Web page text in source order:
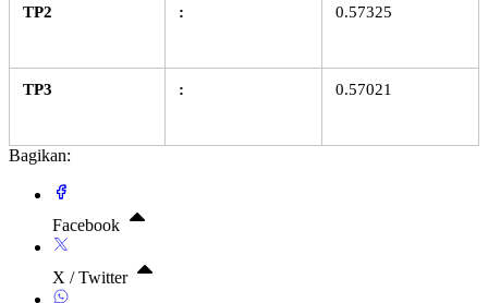
TP2 : 0.57325
TP3 : 0.57021
Bagikan:
Facebook
X / Twitter